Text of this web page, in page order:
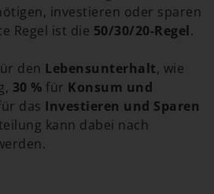
investieren oder sparen
Regel ist die 50/30/20-Regel.
den Lebensunterhalt, wie
30 % für Konsum und
das Investieren und Sparen
kann dabei nach